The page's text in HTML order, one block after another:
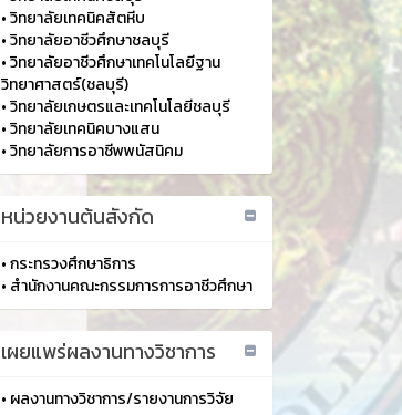
•วิทยาลัยเทคนิคสัตหีบ
•วิทยาลัยอาชีวศึกษาชลบุรี
•วิทยาลัยอาชีวศึกษาเทคโนโลยีฐาน
วิทยาศาสตร์(ชลบุรี)
•วิทยาลัยเกษตรและเทคโนโลยีชลบุรี
•วิทยาลัยเทคนิคบางแสน
•วิทยาลัยการอาชีพพนัสนิคม
หน่วยงานต้นสังกัด
•กระทรวงศึกษาธิการ
• สำนักงานคณะกรรมการการอาชีวศึกษา
เผยแพร่ผลงานทางวิชาการ
• ผลงานทางวิชาการ/รายงานการวิจัย